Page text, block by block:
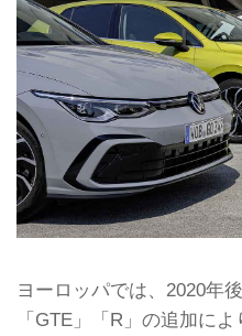
ヨーロッパでは、2020年
「GTE」「R」の追加に